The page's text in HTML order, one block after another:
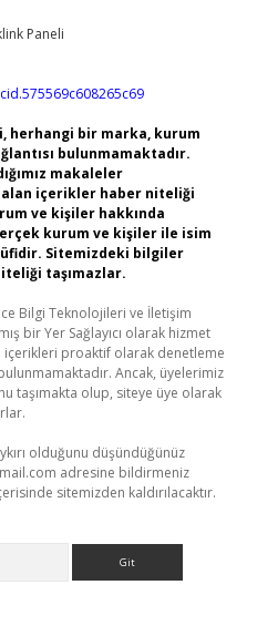
herhangi bir marka, kurum
bulunmamaktadır.
makaleler
alan içerikler haber niteliği
ve kişiler hakkında
kurum ve kişiler ile isim
Sitemizdeki bilgiler
taşımazlar.
Bilgi Teknolojileri ve İletişim
bir Yer Sağlayıcı olarak hizmet
proaktif olarak denetleme
Ancak, üyelerimiz
taşımakta olup, siteye üye olarak
olduğunu düşündüğünüz
adresine bildirmeniz
sitemizden kaldırılacaktır.